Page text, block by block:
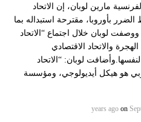
مارين لوبان، إن الاتحاد
بأوروبا، مقترحة استبداله بما
لوبان خلال اجتماع “الاتحاد
والاتحاد الاقتصادي
لوبان: “الاتحاد
هو هيكل أيديولوجي، ومؤسسة
on